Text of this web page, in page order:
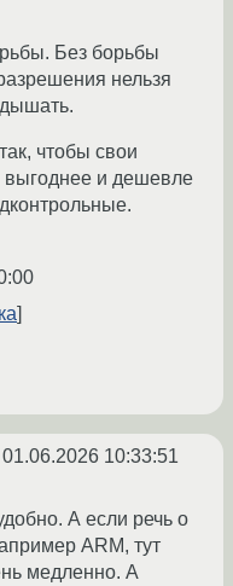
Без борьбы
нельзя
чтобы свои
выгоднее и дешевле
01.06.2026 10:33:51
А если речь о
ARM, тут
медленно. А